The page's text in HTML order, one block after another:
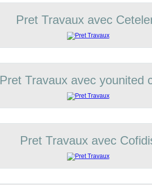
Pret Travaux avec
Pret Travaux avec younited
Pret Travaux avec